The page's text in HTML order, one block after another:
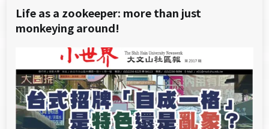
Life as a zookeeper: more than just
monkeying around!